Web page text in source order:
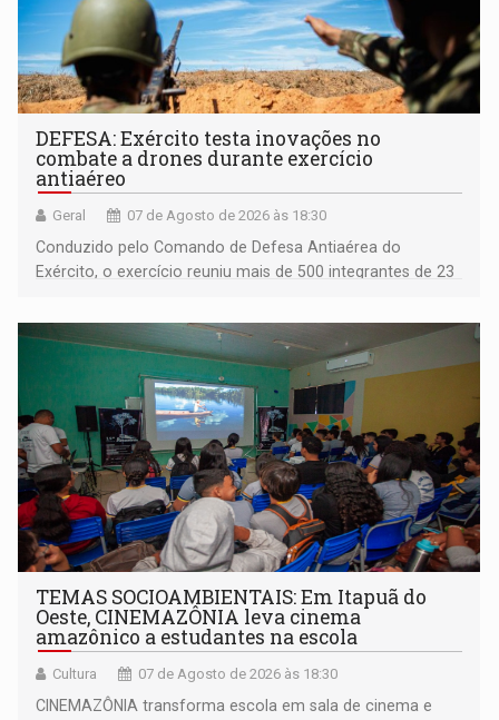
DEFESA: Exército testa inovações no
combate a drones durante exercício
antiaéreo
Geral 07 de Agosto de 2026 às 18:30
Conduzido pelo Comando de Defesa Antiaérea do
Exército, o exercício reuniu mais de 500 integrantes de 23
TEMAS SOCIOAMBIENTAIS: Em Itapuã do
Oeste, CINEMAZÔNIA leva cinema
amazônico a estudantes na escola
Cultura 07 de Agosto de 2026 às 18:30
CINEMAZÔNIA transforma escola em sala de cinema e